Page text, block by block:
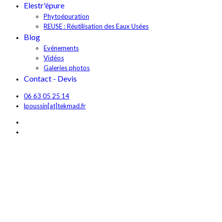
Elestr'épure
Phytoépuration
REUSE : Réutilisation des Eaux Usées
Blog
Evénements
Vidéos
Galeries photos
Contact - Devis
06 63 05 25 14
lpoussin[at]tekmad.fr